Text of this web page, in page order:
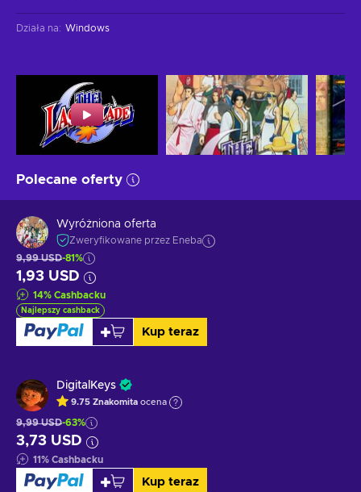
Działa na: Windows
Polecane oferty
Wyróżniona oferta
Zweryfikowane przez Eneba
9,99 USD-81%
1,93 USD
14% Cashbacku
Najlepszy cashback
Kup teraz
DigitalKeys
9.75 Znakomita ocena
9,99 USD-63%
3,73 USD
11% Cashbacku
Kup teraz